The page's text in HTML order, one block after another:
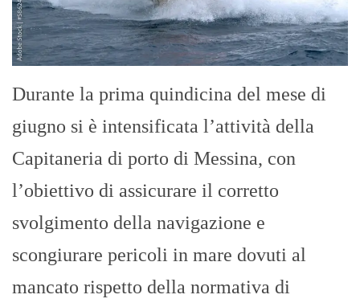
Durante la prima quindicina del mese di
giugno si è intensificata l’attività della
Capitaneria di porto di Messina, con
l’obiettivo di assicurare il corretto
svolgimento della navigazione e
scongiurare pericoli in mare dovuti al
mancato rispetto della normativa di